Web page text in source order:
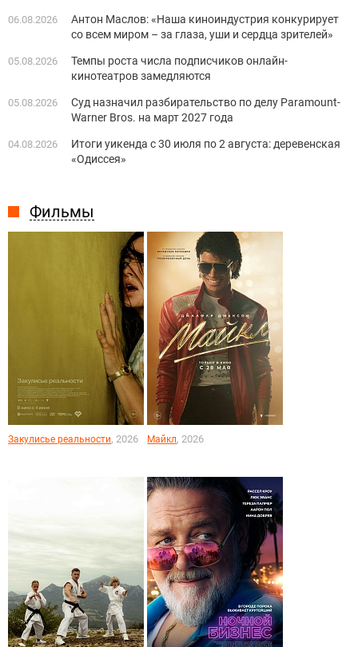
Фильмы
Закулисье реальности, 2026 Майкл, 2026
06.08.2026
Антон Маслов: «Наша киноиндустрия конкурирует
со всем миром – за глаза, уши и сердца зрителей»
05.08.2026
Темпы роста числа подписчиков онлайн-
кинотеатров замедляются
05.08.2026
Суд назначил разбирательство по делу Paramount-
Warner Bros. на март 2027 года
04.08.2026
Итоги уикенда с 30 июля по 2 августа: деревенская
«Одиссея»